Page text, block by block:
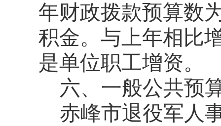
年财政拨款预算数
积金。与上年相比
是单位职工增资。
六、一般公共预
赤峰市退役军人